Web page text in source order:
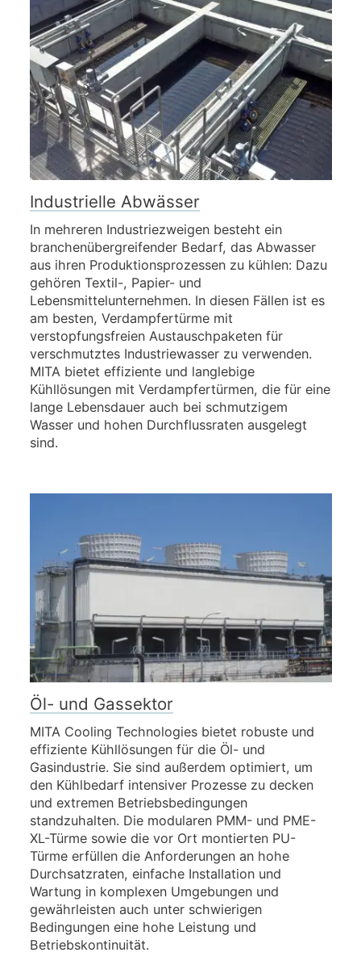
Industrielle Abwässer
In mehreren Industriezweigen besteht ein
branchenübergreifender Bedarf, das Abwasser
aus ihren Produktionsprozessen zu kühlen: Dazu
gehören Textil-, Papier- und
Lebensmittelunternehmen. In diesen Fällen ist es
am besten, Verdampfertürme mit
verstopfungsfreien Austauschpaketen für
verschmutztes Industriewasser zu verwenden.
MITA bietet effiziente und langlebige
Kühllösungen mit Verdampfertürmen, die für eine
lange Lebensdauer auch bei schmutzigem
Wasser und hohen Durchflussraten ausgelegt
sind.
Öl- und Gassektor
MITA Cooling Technologies bietet robuste und
effiziente Kühllösungen für die Öl- und
Gasindustrie. Sie sind außerdem optimiert, um
den Kühlbedarf intensiver Prozesse zu decken
und extremen Betriebsbedingungen
standzuhalten. Die modularen PMM- und PME-
XL-Türme sowie die vor Ort montierten PU-
Türme erfüllen die Anforderungen an hohe
Durchsatzraten, einfache Installation und
Wartung in komplexen Umgebungen und
gewährleisten auch unter schwierigen
Bedingungen eine hohe Leistung und
Betriebskontinuität.